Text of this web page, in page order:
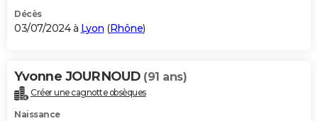
Décès
03/07/2024 à Lyon (Rhône)
Yvonne JOURNOUD (91 ans)
Créer une cagnotte obsèques
Naissance